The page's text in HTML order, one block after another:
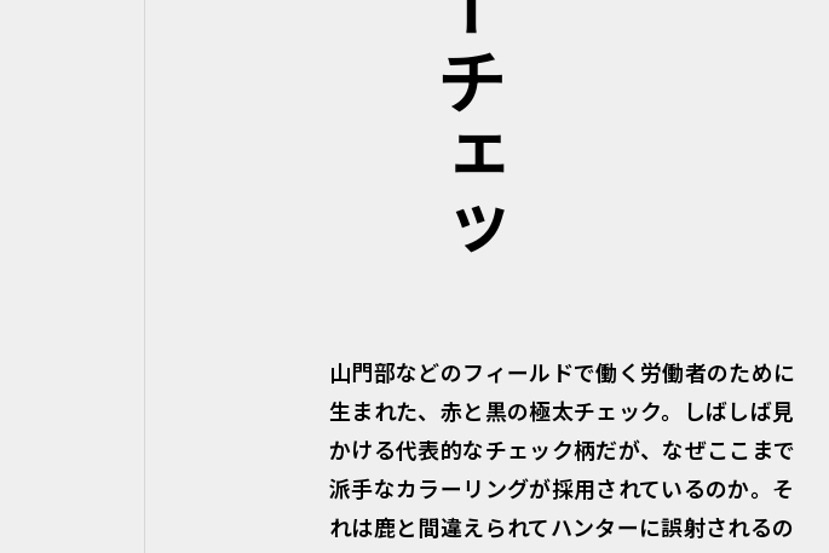
山門部などのフィールドで働く労働者のために
生まれた、赤と黒の極太チェック。しばしば見
かける代表的なチェック柄だが、なぜここまで
派手なカラーリングが採用されているのか。そ
れは鹿と間違えられてハンターに誤射されるの